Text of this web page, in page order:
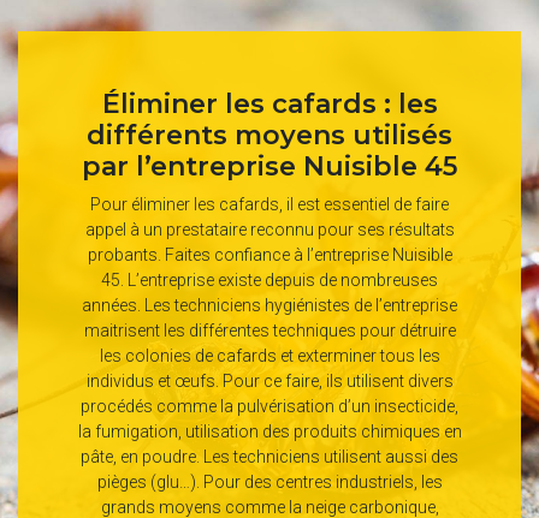
Éliminer les cafards : les
différents moyens utilisés
par l’entreprise Nuisible 45
Pour éliminer les cafards, il est essentiel de faire
appel à un prestataire reconnu pour ses résultats
probants. Faites confiance à l’entreprise Nuisible
45. L’entreprise existe depuis de nombreuses
années. Les techniciens hygiénistes de l’entreprise
maitrisent les différentes techniques pour détruire
les colonies de cafards et exterminer tous les
individus et œufs. Pour ce faire, ils utilisent divers
procédés comme la pulvérisation d’un insecticide,
la fumigation, utilisation des produits chimiques en
pâte, en poudre. Les techniciens utilisent aussi des
pièges (glu…). Pour des centres industriels, les
grands moyens comme la neige carbonique,